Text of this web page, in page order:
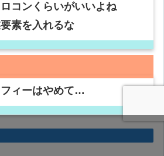
コンくらいがいいよね
素を入れるな
ィーはやめて…